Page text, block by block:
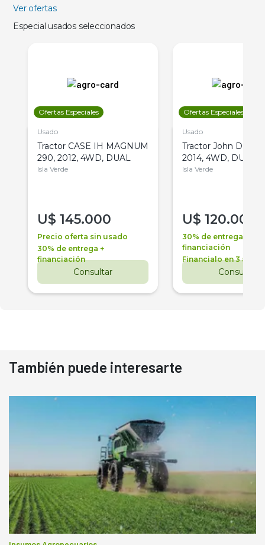
Ver ofertas
Especial usados seleccionados
Ofertas Especiales
Usado
Tractor CASE IH MAGNUM
290, 2012, 4WD, DUAL
Isla Verde
U$ 145.000
Precio oferta sin usado
30% de entrega +
financiación
Consultar
Ofertas Especiales
Usado
Tractor John Deere
2014, 4WD, DUAL
Isla Verde
U$ 120.000
30% de entrega +
financiación
Financialo en 3 años
Consultar
También puede interesarte